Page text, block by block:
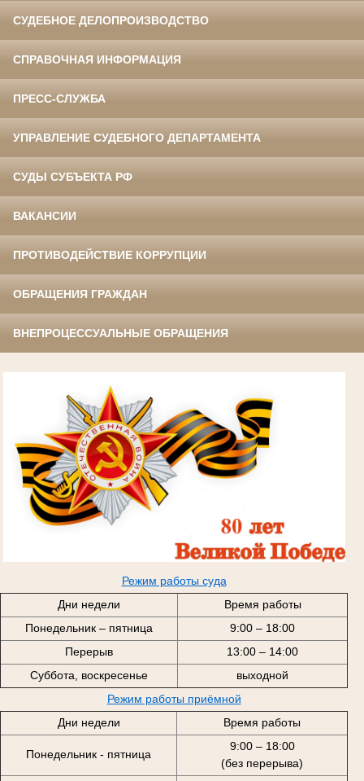
СУДЕБНОЕ ДЕЛОПРОИЗВОДСТВО
СПРАВОЧНАЯ ИНФОРМАЦИЯ
ПРЕСС-СЛУЖБА
УПРАВЛЕНИЕ СУДЕБНОГО ДЕПАРТАМЕНТА
СУДЫ СУБЪЕКТА РФ
ВАКАНСИИ
ПРОТИВОДЕЙСТВИЕ КОРРУПЦИИ
ОБРАЩЕНИЯ ГРАЖДАН
ВНЕПРОЦЕССУАЛЬНЫЕ ОБРАЩЕНИЯ
Режим работы суда
Дни недели
Время работы
Понедельник – пятница
9:00 – 18:00
Перерыв
13:00 – 14:00
Суббота, воскресенье
выходной
Режим работы приёмной
Дни недели
Время работы
Понедельник - пятница
9:00 – 18:00
(без перерыва)